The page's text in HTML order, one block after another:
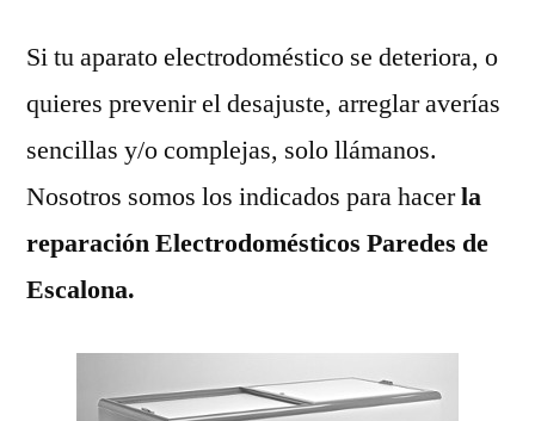
Si tu aparato electrodoméstico se deteriora, o
quieres prevenir el desajuste, arreglar averías
sencillas y/o complejas, solo llámanos.
Nosotros somos los indicados para hacerla
reparación Electrodomésticos Paredes de
Escalona.